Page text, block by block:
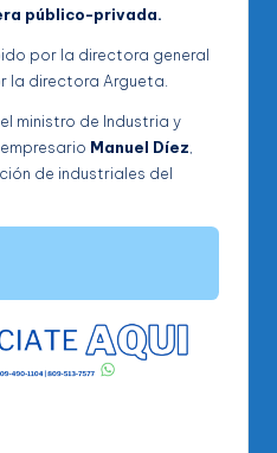
público-privada.
por la directora general
la directora Argueta.
ministro de Industria y
Manuel Díez
de industriales del